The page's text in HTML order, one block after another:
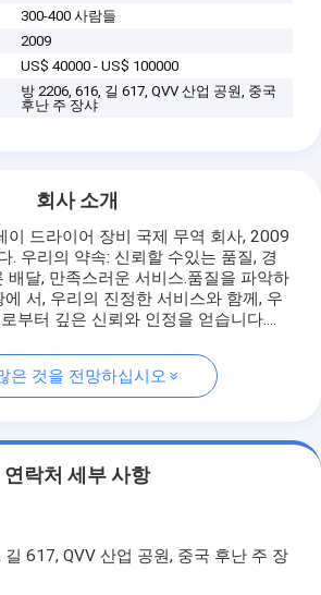
300-400 사람들
2009
US$ 40000 - US$ 100000
방 2206, 616, 길 617, QVV 산업 공원, 중국
후난 주 장샤
회사 소개
이 드라이어 장비 국제 무역 회사, 2009
. 우리의 약속: 신뢰할 수있는 품질, 경
배달, 만족스러운 서비스.품질을 파악하
서, 우리의 진정한 서비스와 함께, 우
부터 깊은 신뢰와 인정을 얻습니다....
은 것을 전망하십시오
연락처 세부 사항
617, QVV 산업 공원, 중국 후난 주 장